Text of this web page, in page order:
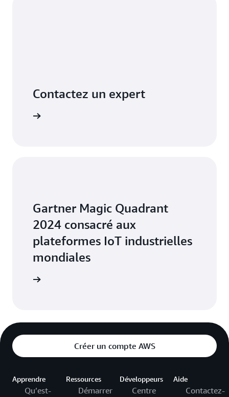
Contactez un expert
Gartner Magic Quadrant
2024 consacré aux
plateformes IoT industrielles
mondiales
Créer un compte AWS
Apprendre
Qu’est-
Ressources
Démarrer
Développeurs
Centre
Aide
Contactez-